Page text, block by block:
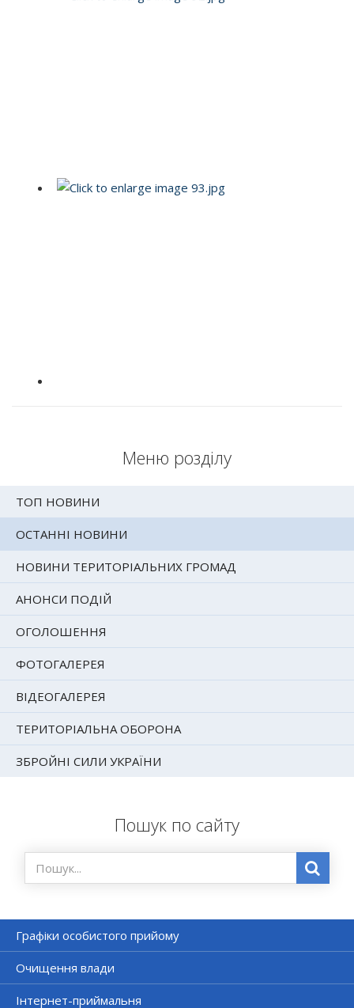
Меню розділу
ТОП НОВИНИ
ОСТАННІ НОВИНИ
НОВИНИ ТЕРИТОРІАЛЬНИХ ГРОМАД
АНОНСИ ПОДІЙ
ОГОЛОШЕННЯ
ФОТОГАЛЕРЕЯ
ВІДЕОГАЛЕРЕЯ
ТЕРИТОРІАЛЬНА ОБОРОНА
ЗБРОЙНІ СИЛИ УКРАЇНИ
Пошук по сайту
Графіки особистого прийому
Очищення влади
Інтернет-приймальня